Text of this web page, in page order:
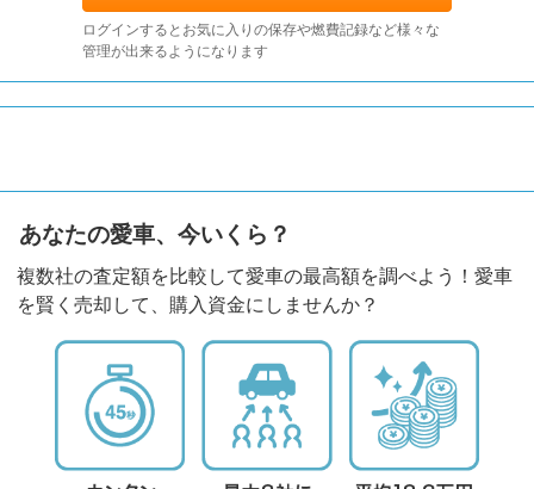
ログインするとお気に入りの保存や燃費記録など様々な
管理が出来るようになります
あなたの愛車、今いくら？
複数社の査定額を比較して愛車の最高額を調べよう！愛車
を賢く売却して、購入資金にしませんか？